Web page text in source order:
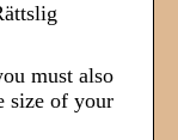
must also
size of your